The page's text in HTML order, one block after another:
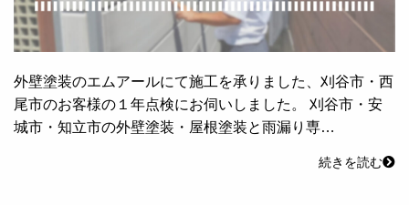
外壁塗装のエムアールにて施工を承りました、刈谷市・西
尾市のお客様の１年点検にお伺いしました。 刈谷市・安
城市・知立市の外壁塗装・屋根塗装と雨漏り専…
続きを読む